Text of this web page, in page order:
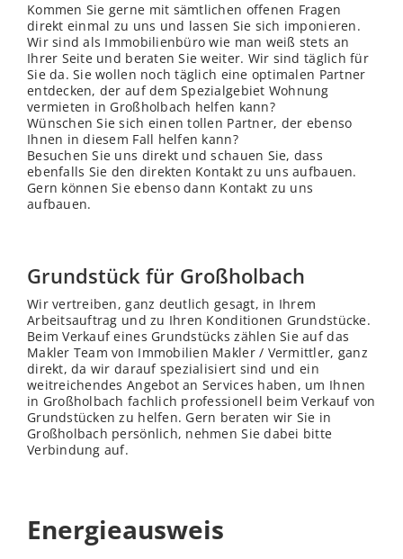
Kommen Sie gerne mit sämtlichen offenen Fragen
direkt einmal zu uns und lassen Sie sich imponieren.
Wir sind als Immobilienbüro wie man weiß stets an
Ihrer Seite und beraten Sie weiter. Wir sind täglich für
Sie da. Sie wollen noch täglich eine optimalen Partner
entdecken, der auf dem Spezialgebiet Wohnung
vermieten in Großholbach helfen kann?
Wünschen Sie sich einen tollen Partner, der ebenso
Ihnen in diesem Fall helfen kann?
Besuchen Sie uns direkt und schauen Sie, dass
ebenfalls Sie den direkten Kontakt zu uns aufbauen.
Gern können Sie ebenso dann Kontakt zu uns
aufbauen.
Grundstück für Großholbach
Wir vertreiben, ganz deutlich gesagt, in Ihrem
Arbeitsauftrag und zu Ihren Konditionen Grundstücke.
Beim Verkauf eines Grundstücks zählen Sie auf das
Makler Team von Immobilien Makler / Vermittler, ganz
direkt, da wir darauf spezialisiert sind und ein
weitreichendes Angebot an Services haben, um Ihnen
in Großholbach fachlich professionell beim Verkauf von
Grundstücken zu helfen. Gern beraten wir Sie in
Großholbach persönlich, nehmen Sie dabei bitte
Verbindung auf.
Energieausweis